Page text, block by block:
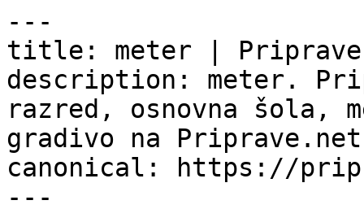
---
title: meter |
description: meter.
razred, osnovna šola,
gradivo na
canonical: https://
---